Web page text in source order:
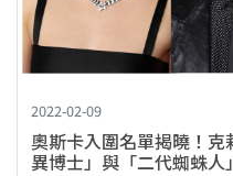
2022-02-09
奧斯卡入圍名單揭曉！
異博士」與「二代蜘蛛人